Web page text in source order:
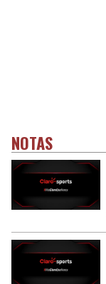
NOTAS